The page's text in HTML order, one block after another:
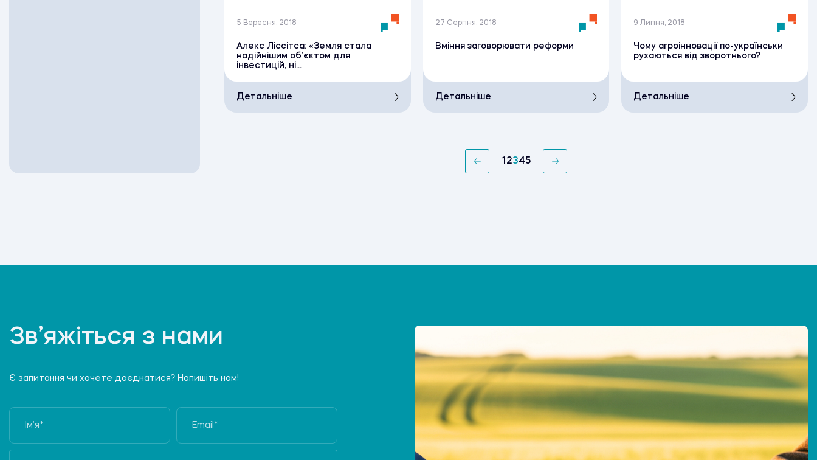
5 Вересня, 2018
Алекс Ліссітса: «Земля стала
надійнішим об’єктом для
інвестицій, ні...
Детальніше
27 Серпня, 2018
Вміння заговорювати реформи
Детальніше
9 Липня, 2018
Чому агроінновації по-українськи
рухаються від зворотнього?
Детальніше
1 2345
Зв’яжіться з нами
Є запитання чи хочете доєднатися? Напишіть нам!